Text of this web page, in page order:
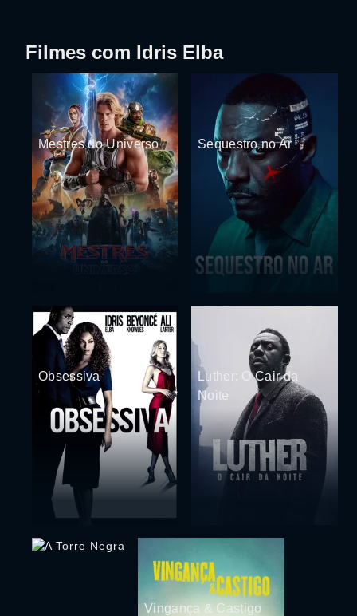
Filmes com Idris Elba
Mestres do Universo Sequestro no Ar
Obsessiva
Luther: O Cair da
Noite
Vingança & Castigo